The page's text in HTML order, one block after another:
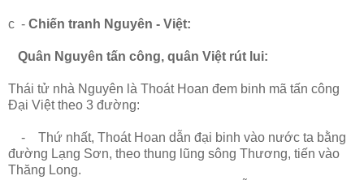
c - Chiến tranh Nguyên - Việt:
Quân Nguyên tấn công, quân Việt rút lui:
Thái tử nhà Nguyên là Thoát Hoan đem binh mã tấn công
Đại Việt theo 3 đường:
- Thứ nhất, Thoát Hoan dẫn đại binh vào nước ta bằng
đường Lạng Sơn, theo thung lũng sông Thương, tiến vào
Thăng Long.